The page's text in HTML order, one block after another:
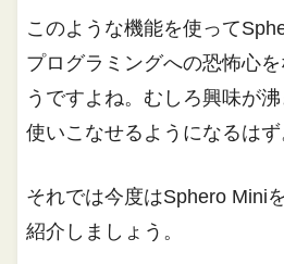
このような機能を使って
プログラミングへの恐怖心
うですよね。むしろ興味が
使いこなせるようになるはず
それでは今度はSphero Mini
紹介しましょう。